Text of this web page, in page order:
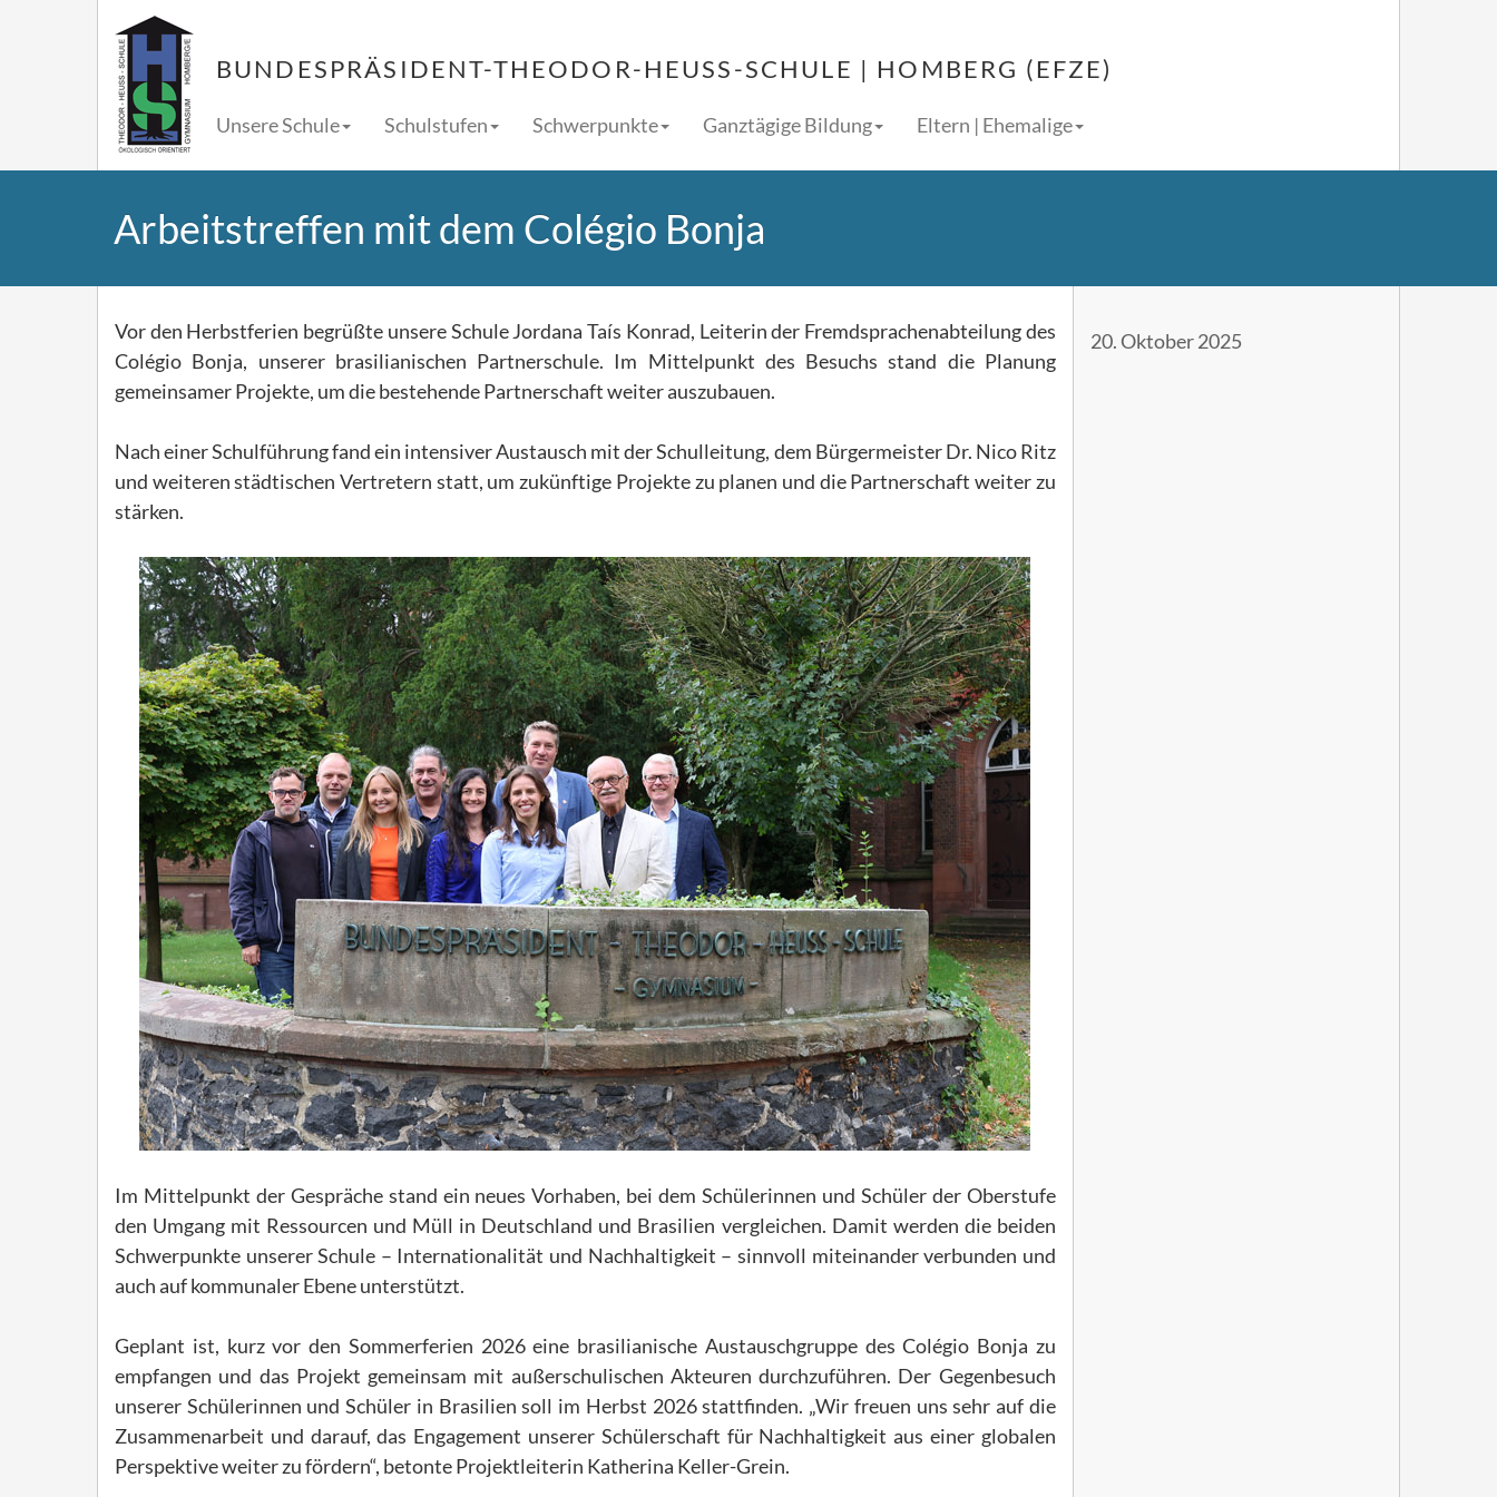
BUNDESPRÄSIDENT-THEODOR-HEUSS-SCHULE | HOMBERG (EFZE)
Unsere Schule Schulstufen Schwerpunkte Ganztägige Bildung Eltern | Ehemalige
Arbeitstreffen mit dem Colégio Bonja
Vor den Herbstferien begrüßte unsere Schule Jordana Taís Konrad, Leiterin der Fremdsprachenabteilung des
Colégio Bonja, unserer brasilianischen Partnerschule. Im Mittelpunkt des Besuchs stand die Planung
gemeinsamer Projekte, um die bestehende Partnerschaft weiter auszubauen.
Nach einer Schulführung fand ein intensiver Austausch mit der Schulleitung, dem Bürgermeister Dr. Nico Ritz
und weiteren städtischen Vertretern statt, um zukünftige Projekte zu planen und die Partnerschaft weiter zu
stärken.
Im Mittelpunkt der Gespräche stand ein neues Vorhaben, bei dem Schülerinnen und Schüler der Oberstufe
den Umgang mit Ressourcen und Müll in Deutschland und Brasilien vergleichen. Damit werden die beiden
Schwerpunkte unserer Schule – Internationalität und Nachhaltigkeit – sinnvoll miteinander verbunden und
auch auf kommunaler Ebene unterstützt.
Geplant ist, kurz vor den Sommerferien 2026 eine brasilianische Austauschgruppe des Colégio Bonja zu
empfangen und das Projekt gemeinsam mit außerschulischen Akteuren durchzuführen. Der Gegenbesuch
unserer Schülerinnen und Schüler in Brasilien soll im Herbst 2026 stattfinden. „Wir freuen uns sehr auf die
Zusammenarbeit und darauf, das Engagement unserer Schülerschaft für Nachhaltigkeit aus einer globalen
Perspektive weiter zu fördern“, betonte Projektleiterin Katherina Keller-Grein.
20. Oktober 2025